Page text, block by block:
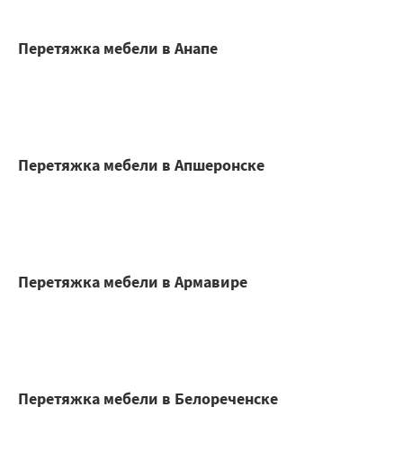
Перетяжка мебели в Анапе
Перетяжка мебели в Апшеронске
Перетяжка мебели в Армавире
Перетяжка мебели в Белореченске